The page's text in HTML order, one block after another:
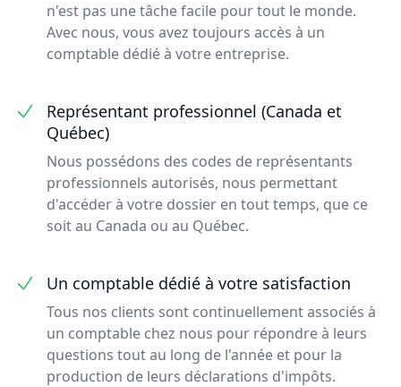
n'est pas une tâche facile pour tout le monde.
Avec nous, vous avez toujours accès à un
comptable dédié à votre entreprise.
Représentant professionnel (Canada et
Québec)
Nous possédons des codes de représentants
professionnels autorisés, nous permettant
d'accéder à votre dossier en tout temps, que ce
soit au Canada ou au Québec.
Un comptable dédié à votre satisfaction
Tous nos clients sont continuellement associés à
un comptable chez nous pour répondre à leurs
questions tout au long de l'année et pour la
production de leurs déclarations d'impôts.